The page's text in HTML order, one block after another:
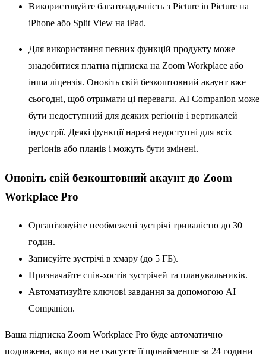
Використовуйте багатозадачність з Picture in Picture на
iPhone або Split View на iPad.
Для використання певних функцій продукту може
знадобитися платна підписка на Zoom Workplace або
інша ліцензія. Оновіть свій безкоштовний акаунт вже
сьогодні, щоб отримати ці переваги. AI Companion може
бути недоступний для деяких регіонів і вертикалей
індустрії. Деякі функції наразі недоступні для всіх
регіонів або планів і можуть бути змінені.
Оновіть свій безкоштовний акаунт до Zoom
Workplace Pro
Організовуйте необмежені зустрічі тривалістю до 30
годин.
Записуйте зустрічі в хмару (до 5 ГБ).
Призначайте спів-хостів зустрічей та планувальників.
Автоматизуйте ключові завдання за допомогою AI
Companion.
Ваша підписка Zoom Workplace Pro буде автоматично
подовжена, якщо ви не скасуєте її щонайменше за 24 години